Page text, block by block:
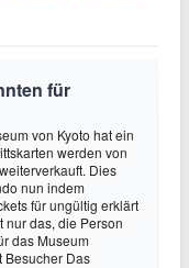
für
von Kyoto hat ein
werden von
Dies
nun indem
für ungültig erklärt
nur das, die Person
das Museum
Besucher Das